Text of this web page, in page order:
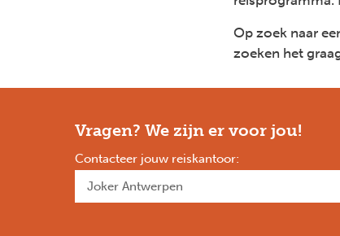
Op zoek naar
zoeken het
Vragen? We zijn er voor jou!
Contacteer jouw reiskantoor: